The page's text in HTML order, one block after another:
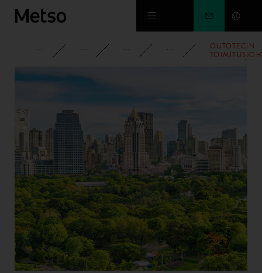
Siirry pääsisältöön
YRITYS PYSY AJAN TASALLA
UUTISET 2009
OUTOTECIN